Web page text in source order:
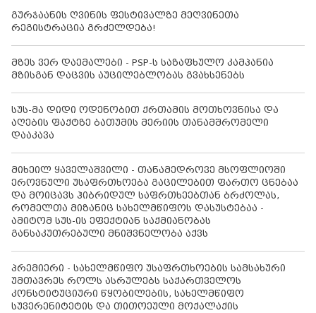
გურჯაანის ღვინის ფესტივალზე მეღვინეთა
რეგისტრაცია გრძელდება!
მზეს ვერ დაემალები - PSP-ს საზაფხულო კამპანია
მზისგან დაცვის აუცილებლობას გვახსენებს
სუს-მა დიდი ოდენობით ქრთამის მოთხოვნისა და
აღების ფაქტზე ბათუმის მერიის თანამშრომელი
დააკავა
მიხეილ ყაველაშვილი - თანამედროვე მსოფლიოში
ეროვნული უსაფრთხოება გაცილებით ფართო ცნებაა
და მოიცავს ჰიბრიდულ საფრთხეებთან ბრძოლას,
რომელთა მიზანიც სახელმწიფოს დასუსტებაა -
ამიტომ სუს-ის ეფექტიან საქმიანობას
განსაკუთრებული მნიშვნელობა აქვს
პრემიერი - სახელმწიფო უსაფრთხოების სამსახური
უმთავრეს როლს ასრულებს საქართველოს
კონსტიტუციური წყობილების, სახელმწიფო
სუვერენიტეტის და თითოეული მოქალაქის